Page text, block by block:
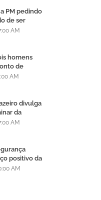
PM pedindo
de ser
AM
homens
de
bairro
AM
divulga
da
do
AM
positivo da
Juazeiro
AM